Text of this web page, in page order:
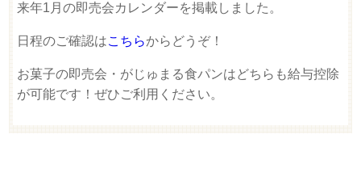
来年1月の即売会カレンダーを掲載しました。
日程のご確認はこちらからどうぞ！
お菓子の即売会・がじゅまる食パンはどちらも給与控除
が可能です！ぜひご利用ください。